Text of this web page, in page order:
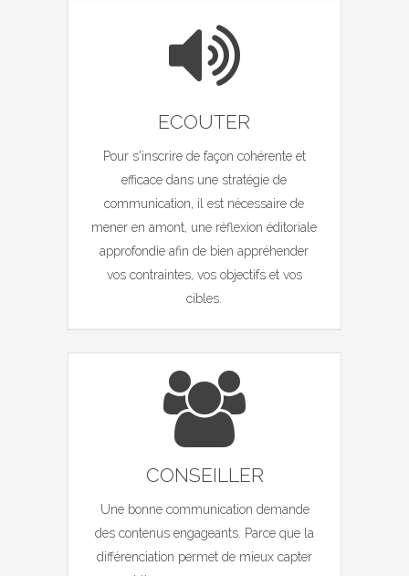
ECOUTER
Pour s'inscrire de façon cohérente et
efficace dans une stratégie de
communication, il est nécessaire de
mener en amont, une réflexion éditoriale
approfondie afin de bien appréhender
vos contraintes, vos objectifs et vos
cibles.
CONSEILLER
Une bonne communication demande
des contenus engageants. Parce que la
différenciation permet de mieux capter